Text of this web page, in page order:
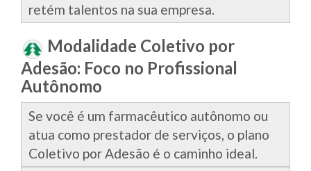
retém talentos na sua empresa.
Modalidade Coletivo por
Adesão: Foco no Profissional
Autônomo
Se você é um farmacêutico autônomo ou
atua como prestador de serviços, o plano
Coletivo por Adesão é o caminho ideal.